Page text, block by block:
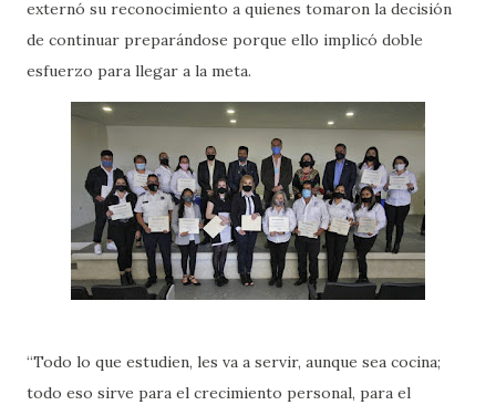
externó su reconocimiento a quienes tomaron la decisión
de continuar preparándose porque ello implicó doble
esfuerzo para llegar a la meta.
“Todo lo que estudien, les va a servir, aunque sea cocina;
todo eso sirve para el crecimiento personal, para el